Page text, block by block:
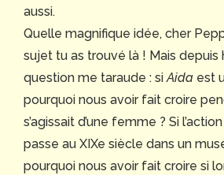
aussi.
Quelle magnifique idée, cher
sujet tu as trouvé là ! Mais depuis
question me taraude : siAida est
pourquoi nous avoir fait croire
s’agissait d’une femme ? Si
passe au XIXe siècle dans un
pourquoi nous avoir fait croire si